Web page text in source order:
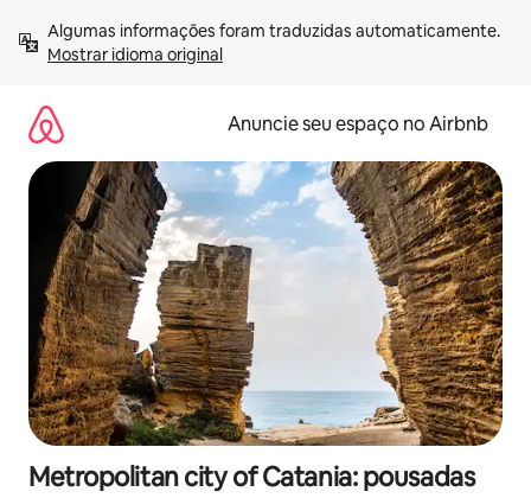
para
Mostrar idioma original
Anuncie seu espaço no Airbnb
Metropolitan city of Catania: pousadas